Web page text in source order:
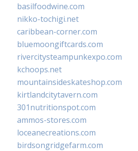
basilfoodwine.com
nikko-tochigi.net
caribbean-corner.com
bluemoongiftcards.com
rivercitysteampunkexpo.com
kchoops.net
mountainsideskateshop.com
kirtlandcitytavern.com
301nutritionspot.com
ammos-stores.com
loceanecreations.com
birdsongridgefarm.com